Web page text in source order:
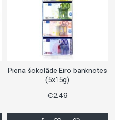
Piena šokolāde Eiro banknotes
(5x15g)
€2.49